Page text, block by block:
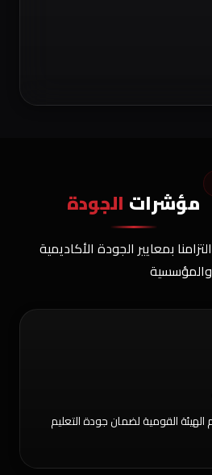
مؤشرات الجودة
بمعايير الجودة الأكاديمية
والمؤسسية
الهيئة القومية لضمان جودة التعليم